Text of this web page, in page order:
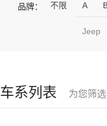
品牌： 不限 A
Jeep
车系列表 为您筛